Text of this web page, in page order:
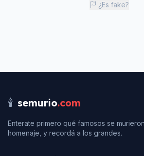
¿Es fake?
🕯️ semurio.com
Enterate primero qué famosos se
homenaje, y recordá a los grandes.